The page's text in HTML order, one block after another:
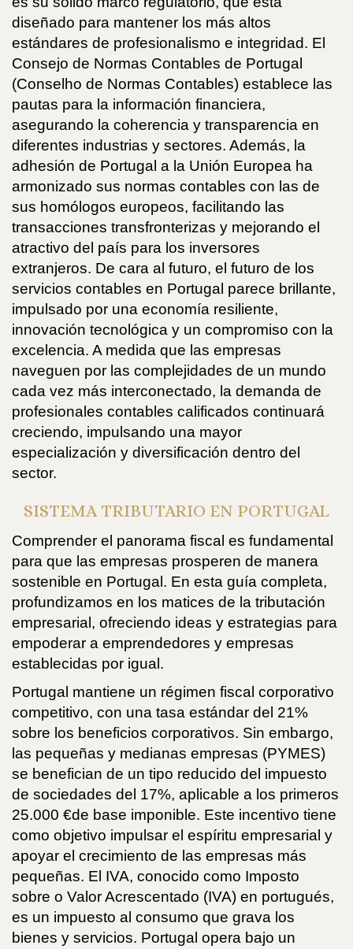
diseñado para mantener los más altos
estándares de profesionalismo e integridad. El
Consejo de Normas Contables de Portugal
(Conselho de Normas Contables) establece las
pautas para la información financiera,
asegurando la coherencia y transparencia en
diferentes industrias y sectores. Además, la
adhesión de Portugal a la Unión Europea ha
armonizado sus normas contables con las de
sus homólogos europeos, facilitando las
transacciones transfronterizas y mejorando el
atractivo del país para los inversores
extranjeros. De cara al futuro, el futuro de los
servicios contables en Portugal parece brillante,
impulsado por una economía resiliente,
innovación tecnológica y un compromiso con la
excelencia. A medida que las empresas
naveguen por las complejidades de un mundo
cada vez más interconectado, la demanda de
profesionales contables calificados continuará
creciendo, impulsando una mayor
especialización y diversificación dentro del
sector.
SISTEMA TRIBUTARIO EN PORTUGAL
Comprender el panorama fiscal es fundamental
para que las empresas prosperen de manera
sostenible en Portugal. En esta guía completa,
profundizamos en los matices de la tributación
empresarial, ofreciendo ideas y estrategias para
empoderar a emprendedores y empresas
establecidas por igual.
Portugal mantiene un régimen fiscal corporativo
competitivo, con una tasa estándar del 21%
sobre los beneficios corporativos. Sin embargo,
las pequeñas y medianas empresas (PYMES)
se benefician de un tipo reducido del impuesto
de sociedades del 17%, aplicable a los primeros
25.000 €de base imponible. Este incentivo tiene
como objetivo impulsar el espíritu empresarial y
apoyar el crecimiento de las empresas más
pequeñas. El IVA, conocido como Imposto
sobre o Valor Acrescentado (IVA) en portugués,
es un impuesto al consumo que grava los
bienes y servicios. Portugal opera bajo un